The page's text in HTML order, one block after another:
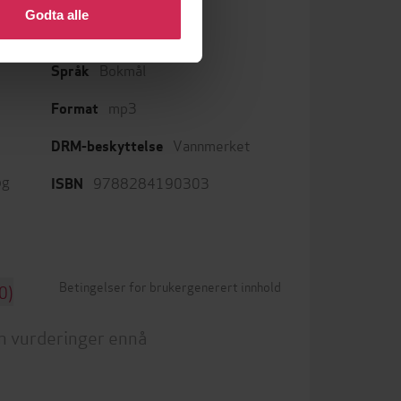
Godta alle
Språk Bokmål
Format mp3
DRM-beskyttelse Vannmerket
ISBN 9788284190303
Betingelser for brukergenerert innhold
vurderinger ennå